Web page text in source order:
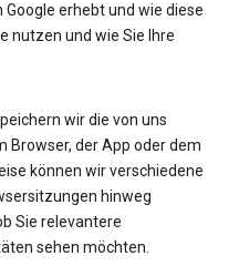
erhebt und wie diese
nutzen und wie Sie Ihre
wir die von uns
Browser, der App oder dem
können wir verschiedene
hinweg
Sie relevantere
sehen möchten.